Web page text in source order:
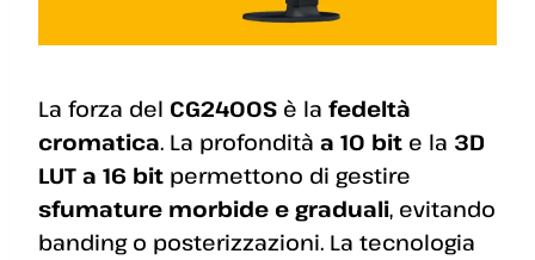
La forza del CG2400S è la fedeltà
cromatica. La profondità a 10 bit e la 3D
LUT a 16 bit permettono di gestire
sfumature morbide e graduali, evitando
banding o posterizzazioni. La tecnologia